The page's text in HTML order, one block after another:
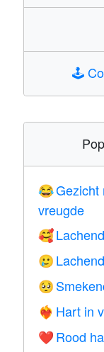
🕹️
😂Gezicht
vreugde
🥰
🥲
🥺
❤️‍🔥 Hart in
❤️ Rood